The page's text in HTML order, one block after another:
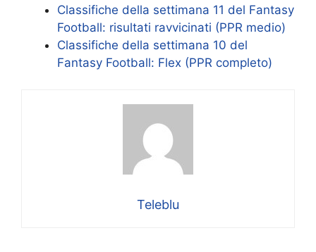
Classifiche della settimana 11 del Fantasy
Football: risultati ravvicinati (PPR medio)
Classifiche della settimana 10 del
Fantasy Football: Flex (PPR completo)
Teleblu